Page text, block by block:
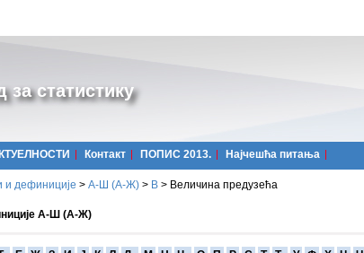
за статистику
Контакт ПОПИС 2013. Најчешћa питања
и дефиниције > А-Ш (A-Ж) > В > Величина предузећа
А-Ш (А-Ж)